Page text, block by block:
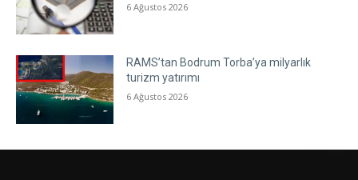
6 Ağustos 2026
RAMS’tan Bodrum Torba’ya milyarlık
turizm yatırımı
6 Ağustos 2026